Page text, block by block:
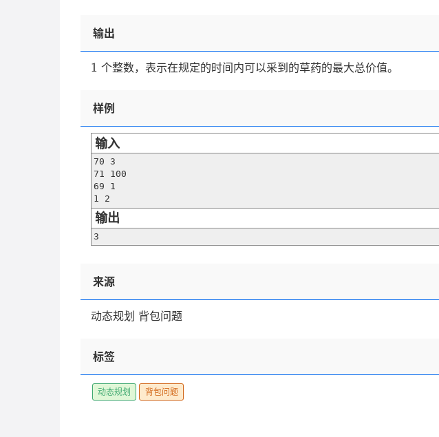
输出
1
1 个整数，表示在规定的时间内可以采到的草药的最大总价值。
样例
输入
70 3
71 100
69 1
1 2
输出
3
来源
动态规划 背包问题
标签
动态规划 背包问题